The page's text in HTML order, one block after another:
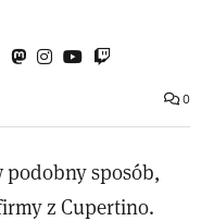
0
podobny sposób,
z Cupertino.